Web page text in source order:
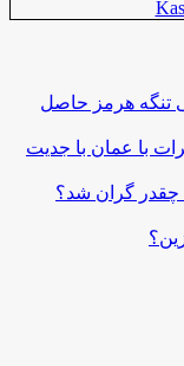
تنگه هرمز حاصل
با عمان با جدیت